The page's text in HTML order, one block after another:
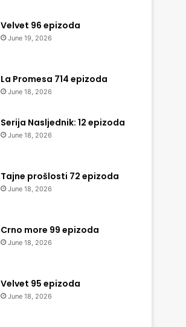
Velvet 96 epizoda
June 19, 2026
La Promesa 714 epizoda
June 18, 2026
Serija Nasljednik: 12 epizoda
June 18, 2026
Tajne prošlosti 72 epizoda
June 18, 2026
Crno more 99 epizoda
June 18, 2026
Velvet 95 epizoda
June 18, 2026